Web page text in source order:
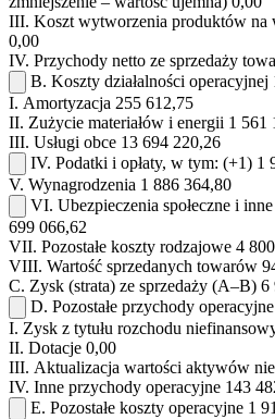
III. Koszt wytworzenia produktów na
0,00
IV. Przychody netto ze sprzedaży
B. Koszty działalności operacyjnej
I. Amortyzacja 255 612,75
II. Zużycie materiałów i energii 1 561
III. Usługi obce 13 694 220,26
IV. Podatki i opłaty, w tym: (+1) 1
V. Wynagrodzenia 1 886 364,80
VI. Ubezpieczenia społeczne i
699 066,62
VII. Pozostałe koszty rodzajowe 4
VIII. Wartość sprzedanych towarów
C. Zysk (strata) ze sprzedaży (A–B) 6
D. Pozostałe przychody operacyjne
I. Zysk z tytułu rozchodu
II. Dotacje 0,00
III. Aktualizacja wartości aktywów
IV. Inne przychody operacyjne 143
E. Pozostałe koszty operacyjne 1